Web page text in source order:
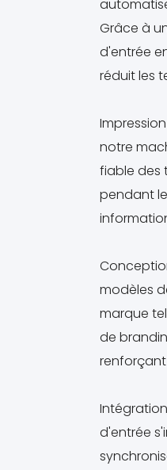
Grâce à
d'entrée
réduit les
notre
fiable des
pendant
modèles
marque
de
d'entrée